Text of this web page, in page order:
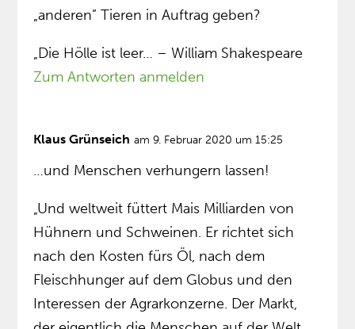
„anderen” Tieren in Auftrag geben?
„Die Hölle ist leer… – William Shakespeare
Zum Antworten anmelden
Klaus Grünseich am 9. Februar 2020 um 15:25
…und Menschen verhungern lassen!
„Und weltweit füttert Mais Milliarden von
Hühnern und Schweinen. Er richtet sich
nach den Kosten fürs Öl, nach dem
Fleischhunger auf dem Globus und den
Interessen der Agrarkonzerne. Der Markt,